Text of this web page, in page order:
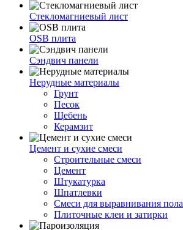
Стекломагниевый лист
OSB плита
Сэндвич панели
Нерудные материалы
Грунт
Песок
Щебень
Керамзит
Цемент и сухие смеси
Строительные смеси
Цемент
Штукатурка
Шпатлевки
Смеси для выравнивания пола
Плиточные клеи и затирки